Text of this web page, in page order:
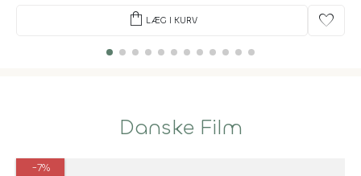
shopping_bag LÆG I KURV favorite
Danske Film
-7%